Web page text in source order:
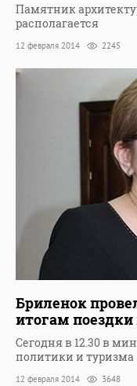
Памятник
располагается
12 февраля 2014 2245
Бриленок
итогам поездки
Сегодня в 12.30 в
политики и туризма
12 февраля 2014 3648